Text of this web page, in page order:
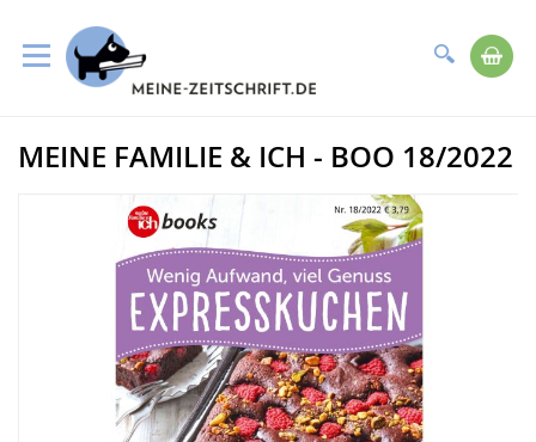
Suche
zum
Inhalt
Zum
MEINE FAMILIE & ICH - BOO 18/2022